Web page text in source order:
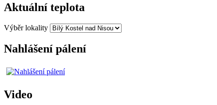
Aktuální teplota
Výběr lokality
Nahlášení pálení
Video